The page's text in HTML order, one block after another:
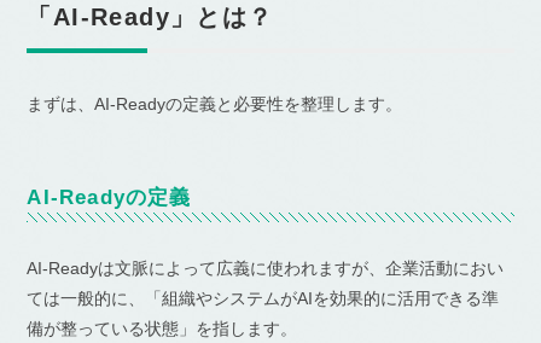
「AI-Ready」とは？
まずは、AI-Readyの定義と必要性を整理します。
AI-Readyの定義
AI-Readyは文脈によって広義に使われますが、企業活動におい
ては一般的に、「組織やシステムがAIを効果的に活用できる準
備が整っている状態」を指します。